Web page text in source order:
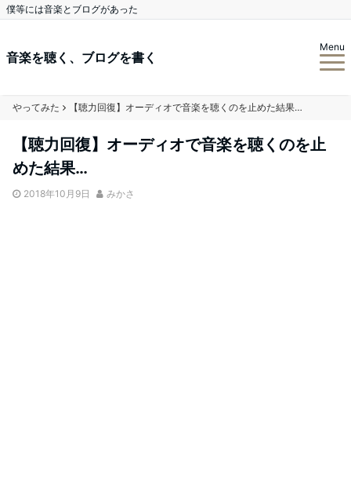
僕等には音楽とブログがあった
音楽を聴く、ブログを書く
Menu
やってみた 【聴力回復】オーディオで音楽を聴くのを止めた結果…
【聴力回復】オーディオで音楽を聴くのを止
めた結果…
2018年10月9日 みかさ